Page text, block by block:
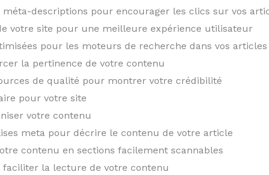
descriptions pour encourager les clics sur vos
votre site pour une meilleure expérience utilisateur
pour les moteurs de recherche dans vos articles
la pertinence de votre contenu
de qualité pour montrer votre crédibilité
pour votre site
votre contenu
meta pour décrire le contenu de votre article
contenu en sections facilement scannables
la lecture de votre contenu